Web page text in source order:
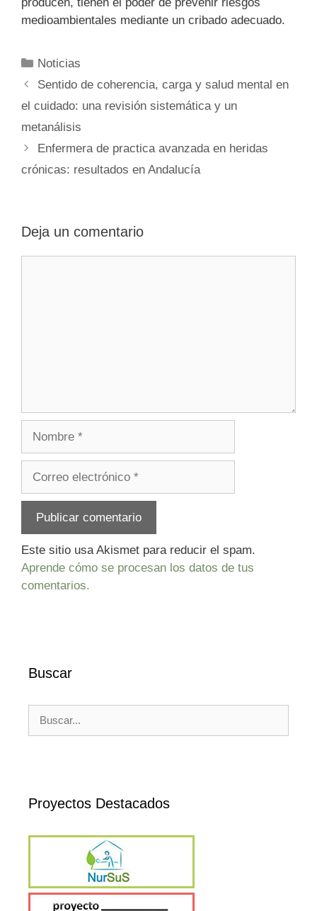
medioambientales mediante un cribado adecuado.
Categorías
Noticias
Sentido de coherencia, carga y salud mental en
el cuidado: una revisión sistemática y un
metanálisis
Enfermera de practica avanzada en heridas
crónicas: resultados en Andalucía
Deja un comentario
Este sitio usa Akismet para reducir el spam.
Aprende cómo se procesan los datos de tus
comentarios.
Buscar
Proyectos Destacados